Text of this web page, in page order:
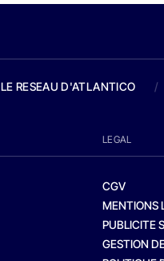
LE RESEAU D'ATLANTICO /
LEGAL
CGV
MENTIONS
PUBLICITE
GESTION